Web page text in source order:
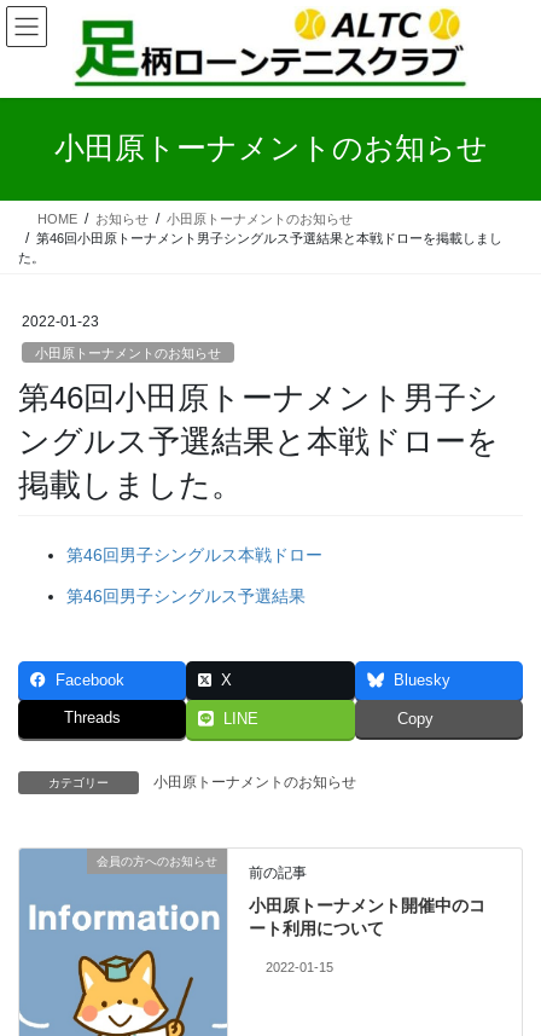
コ
ン
ナ
ビ
小田原トーナメントのお知らせ
HOME お知らせ
小田原トーナメントのお知らせ
第46回小田原トーナメント男子シングルス予選結果と本戦ドローを掲載しまし
た。
2022-01-23
小田原トーナメントのお知らせ
第46回小田原トーナメント男子シ
ングルス予選結果と本戦ドローを
掲載しました。
第46回男子シングルス本戦ドロー
第46回男子シングルス予選結果
Facebook X Bluesky
Threads LINE Copy
カテゴリー 小田原トーナメントのお知らせ
会員の方へのお知らせ
前の記事
小田原トーナメント開催中のコ
ート利用について
2022-01-15